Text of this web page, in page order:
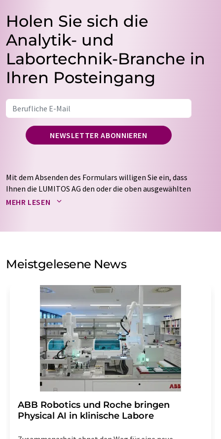
Holen Sie sich die
Analytik- und
Labortechnik-Branche in
Ihren Posteingang
NEWSLETTER ABONNIEREN
Mit dem Absenden des Formulars willigen Sie ein, dass
Ihnen die LUMITOS AG den oder die oben ausgewählten
Newsletter per E-Mail zusendet. Ihre Daten werden
auf Basis unsererDatenschutzerklärung. LUMITOS darf
Meinungsforschung per E-Mail kontaktieren. Ihre
Einwilligung können Sie jederzeit ohne Angabe von
Str. 2, 12489 Berlin oder per E-Mail unter
widerruf@lumitos.commit Wirkung für die Zukunft
widerrufen. Zudem ist in jeder E-Mail ein Link zur
Abbestellung des entsprechenden Newsletters
enthalten.
MEHR LESEN
Meistgelesene News
​​​​​​​ABB Robotics und Roche bringen
Physical AI in klinische Labore